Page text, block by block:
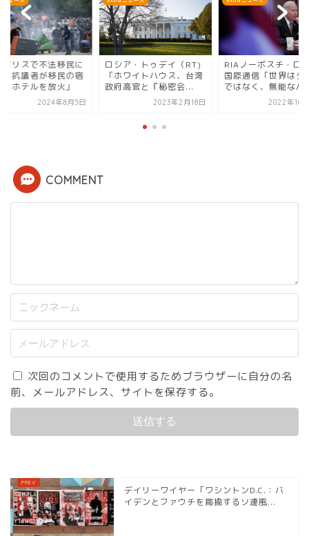
ギリスで不法移民に
る抗議者が移民の宿
ホテルを放火」
2024年8月5日
ロシア・トゥデイ（RT)
「ホワイトハウス、台湾
政府高官と『秘密会...
2023年2月18日
RIAノーボスチ・ロ
国際通信「世界はタ
ではなく、無能なバ
2022年10
COMMENT
次回のコメントで使用するためブラウザーに自分の名
前、メールアドレス、サイトを保存する。
デイリーワイヤー「ワシントンD.C.：バ
イデンとファウチを揶揄するソ連風...